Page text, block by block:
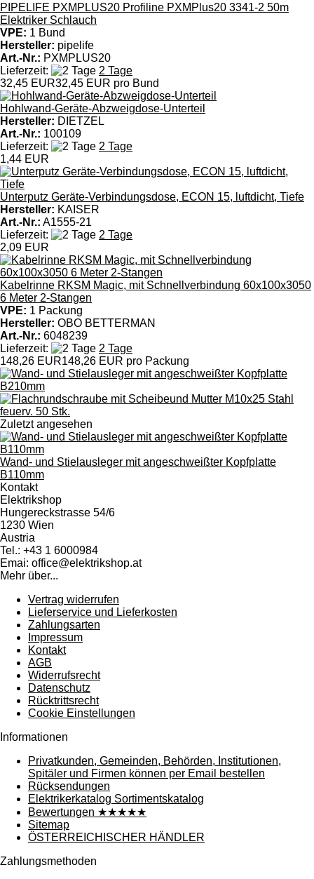
PIPELIFE PXMPLUS20 Profiline PXMPlus20 3341-2 50m
Elektriker Schlauch
VPE: 1 Bund
Hersteller: pipelife
Art.-Nr.: PXMPLUS20
Lieferzeit:
2 Tage
32,45 EUR32,45 EUR pro Bund
Hohlwand-Geräte-Abzweigdose-Unterteil
Hersteller: DIETZEL
Art.-Nr.: 100109
Lieferzeit:
2 Tage
1,44 EUR
Unterputz Geräte-Verbindungsdose, ECON 15, luftdicht, Tiefe
Hersteller: KAISER
Art.-Nr.: A1555-21
Lieferzeit:
2 Tage
2,09 EUR
Kabelrinne RKSM Magic, mit Schnellverbindung 60x100x3050
6 Meter 2-Stangen
VPE: 1 Packung
Hersteller: OBO BETTERMAN
Art.-Nr.: 6048239
Lieferzeit:
2 Tage
148,26 EUR148,26 EUR pro Packung
Zuletzt angesehen
Wand- und Stielausleger mit angeschweißter Kopfplatte
B110mm
Kontakt
Elektrikshop
Hungereckstrasse 54/6
1230 Wien
Austria
Tel.: +43 1 6000984
Emai: office@elektrikshop.at
Mehr über...
Vertrag widerrufen
Lieferservice und Lieferkosten
Zahlungsarten
Impressum
Kontakt
AGB
Widerrufsrecht
Datenschutz
Rücktrittsrecht
Cookie Einstellungen
Informationen
Privatkunden, Gemeinden, Behörden, Institutionen,
Spitäler und Firmen können per Email bestellen
Rücksendungen
Elektrikerkatalog Sortimentskatalog
Bewertungen ★★★★★
Sitemap
ÖSTERREICHISCHER HÄNDLER
Zahlungsmethoden